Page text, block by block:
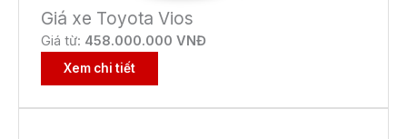
Giá xe Toyota Vios
Giá từ: 458.000.000 VNĐ
Xem chi tiết